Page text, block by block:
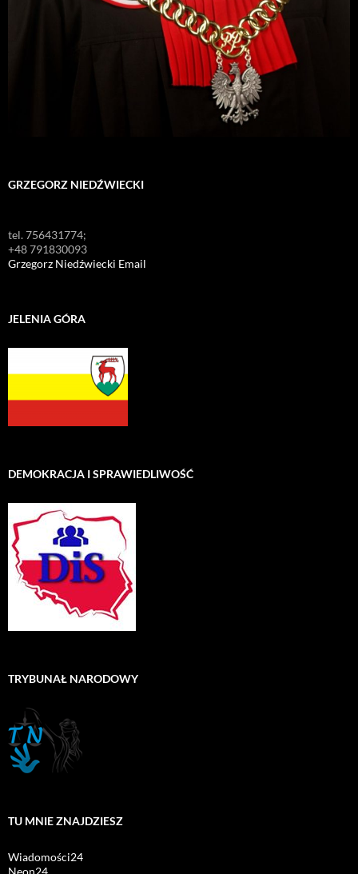
GRZEGORZ NIEDŹWIECKI
tel. 756431774;
+48 791830093
Grzegorz Niedźwiecki Email
JELENIA GÓRA
DEMOKRACJA I SPRAWIEDLIWOŚĆ
TRYBUNAŁ NARODOWY
TU MNIE ZNAJDZIESZ
Wiadomości24